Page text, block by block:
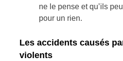
ne le pense et qu’ils
pour un rien.
Les accidents causés
violents